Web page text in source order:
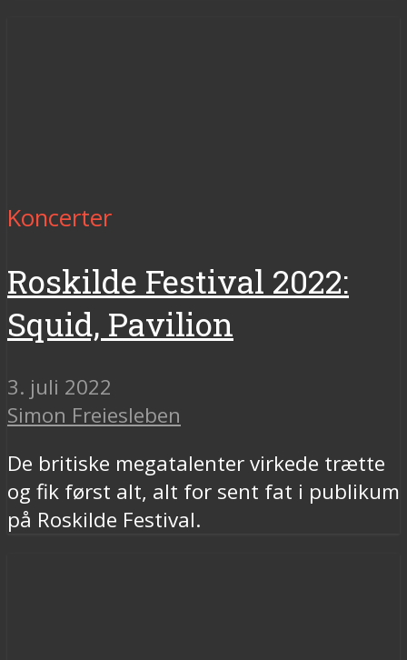
Koncerter
Roskilde Festival 2022:
Squid, Pavilion
3. juli 2022
Simon Freiesleben
De britiske megatalenter virkede trætte
og fik først alt, alt for sent fat i publikum
på Roskilde Festival.